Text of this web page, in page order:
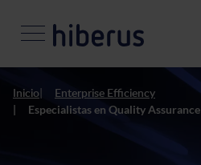
Inicio Enterprise Efficiency
Especialistas en Quality Assurance